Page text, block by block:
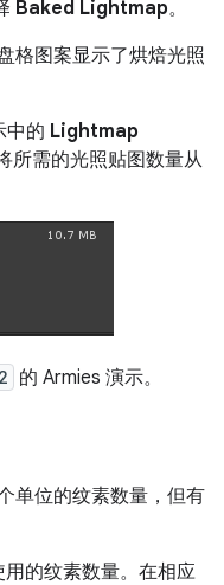
Baked Lightmap。
格图案显示了烘焙光照
中的 Lightmap
所需的光照贴图数量从
的 Armies 演示。
单位的纹素数量，但有
的纹素数量。在相应